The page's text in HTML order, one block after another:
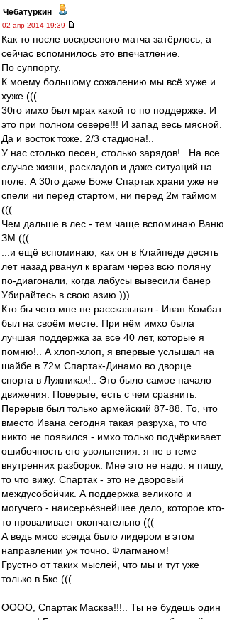
Чебатуркин -
02 апр 2014 19:39
Как то после воскресного матча затёрлось, а
сейчас вспомнилось это впечатление.
По суппорту.
К моему большому сожалению мы всё хуже и
хуже (((
30го имхо был мрак какой то по поддержке. И
это при полном севере!!! И запад весь мясной.
Да и восток тоже. 2/3 стадиона!..
У нас столько песен, столько зарядов!.. На все
случае жизни, раскладов и даже ситуаций на
поле. А 30го даже Боже Спартак храни уже не
спели ни перед стартом, ни перед 2м таймом
(((
Чем дальше в лес - тем чаще вспоминаю Ваню
ЗМ (((
...и ещё вспоминаю, как он в Клайпеде десять
лет назад рванул к врагам через всю поляну
по-диагонали, когда лабусы вывесили банер
Убирайтесь в свою азию )))
Кто бы чего мне не рассказывал - Иван Комбат
был на своём месте. При нём имхо была
лучшая поддержка за все 40 лет, которые я
помню!.. А хлоп-хлоп, я впервые услышал на
шайбе в 72м Спартак-Динамо во дворце
спорта в Лужниках!.. Это было самое начало
движения. Поверьте, есть с чем сравнить.
Перерыв был только армейский 87-88. То, что
вместо Ивана сегодня такая разруха, то что
никто не появился - имхо только подчёркивает
ошибочность его увольнения. я не в теме
внутренних разборок. Мне это не надо. я пишу,
то что вижу. Спартак - это не дворовый
междусобойчик. А поддержка великого и
могучего - наисерьёзнейшее дело, которое кто-
то проваливает окончательно (((
А ведь мясо всегда было лидером в этом
направлении уж точно. Флагманом!
Грустно от таких мыслей, что мы и тут уже
только в 5ке (((
ОООО, Спартак Масква!!!.. Ты не будешь один